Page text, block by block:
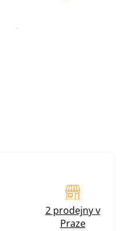
2 prodejny v
Praze